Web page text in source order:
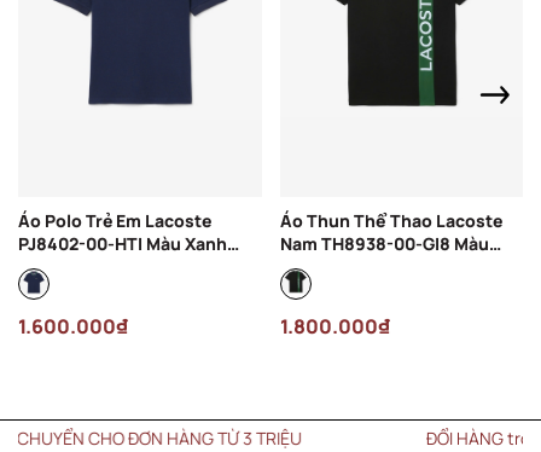
Áo Polo Trẻ Em Lacoste
PJ8402-00-HTI Màu Xanh
Navy
1.600.000₫
Áo Thun Thể Thao Lacoste
Nam TH8938-00-GI8 Màu
Đen
1.800.000₫
CHO ĐƠN HÀNG TỪ 3 TRIỆU ĐỔI HÀNG trong